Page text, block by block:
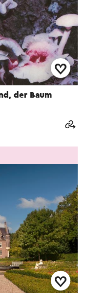
der Baum